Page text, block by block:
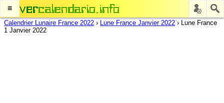
≡
Calendrier Lunaire France 2022 › Lune France Janvier 2022 › Lune France
1 Janvier 2022